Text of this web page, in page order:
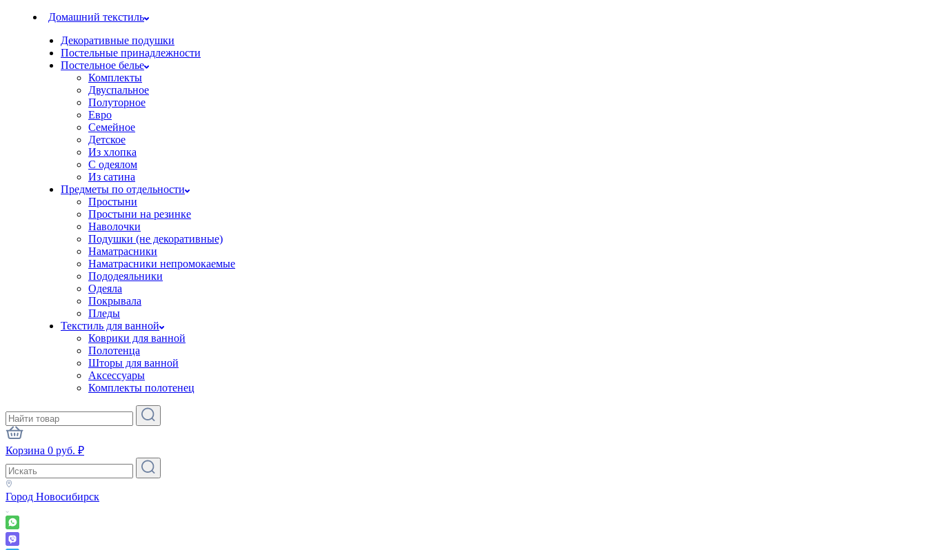
Домашний текстиль
Декоративные подушки
Постельные принадлежности
Постельное белье
Комплекты
Двуспальное
Полуторное
Евро
Семейное
Детское
Из хлопка
С одеялом
Из сатина
Предметы по отдельности
Простыни
Простыни на резинке
Наволочки
Подушки (не декоративные)
Наматрасники
Наматрасники непромокаемые
Пододеяльники
Одеяла
Покрывала
Пледы
Текстиль для ванной
Коврики для ванной
Полотенца
Шторы для ванной
Аксессуары
Комплекты полотенец
Корзина 0 руб. ₽
Город Новосибирск